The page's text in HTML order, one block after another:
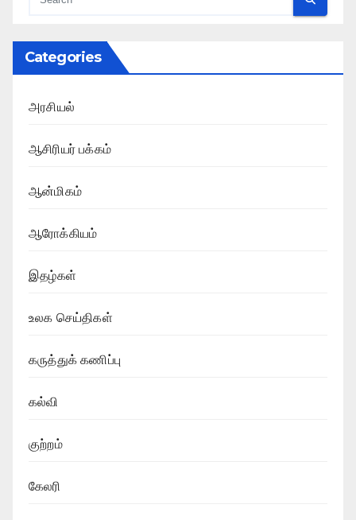
Categories
அரசியல்
ஆசிரியர் பக்கம்
ஆன்மிகம்
ஆரோக்கியம்
இதழ்கள்
உலக செய்திகள்
கருத்துக் கணிப்பு
கல்வி
குற்றம்
கேலரி